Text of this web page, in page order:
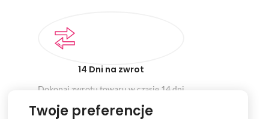
14 Dni na zwrot
Dokonaj zwrotu towaru w czasie 14 dni
Twoje preferencje